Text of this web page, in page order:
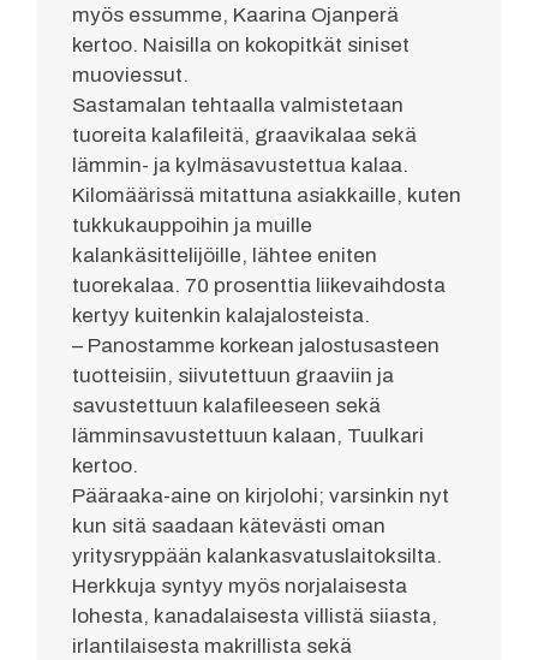
myös essumme, Kaarina Ojanperä
kertoo. Naisilla on kokopitkät siniset
muoviessut.
Sastamalan tehtaalla valmistetaan
tuoreita kalafileitä, graavikalaa sekä
lämmin- ja kylmäsavustettua kalaa.
Kilomäärissä mitattuna asiakkaille, kuten
tukkukauppoihin ja muille
kalankäsittelijöille, lähtee eniten
tuorekalaa. 70 prosenttia liikevaihdosta
kertyy kuitenkin kalajalosteista.
– Panostamme korkean jalostusasteen
tuotteisiin, siivutettuun graaviin ja
savustettuun kalafileeseen sekä
lämminsavustettuun kalaan, Tuulkari
kertoo.
Pääraaka-aine on kirjolohi; varsinkin nyt
kun sitä saadaan kätevästi oman
yritysryppään kalankasvatuslaitoksilta.
Herkkuja syntyy myös norjalaisesta
lohesta, kanadalaisesta villistä siiasta,
irlantilaisesta makrillista sekä